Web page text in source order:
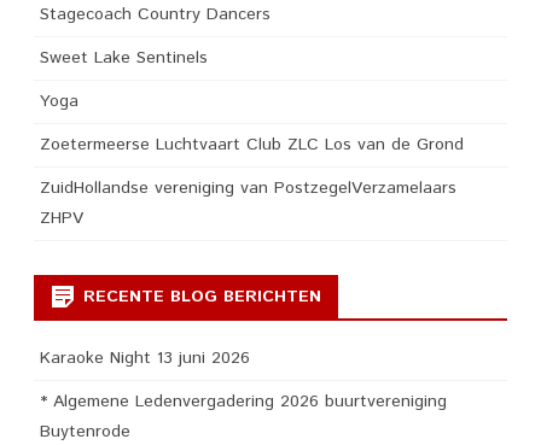
Stagecoach Country Dancers
Sweet Lake Sentinels
Yoga
Zoetermeerse Luchtvaart Club ZLC Los van de Grond
ZuidHollandse vereniging van PostzegelVerzamelaars
ZHPV
RECENTE BLOG BERICHTEN
Karaoke Night 13 juni 2026
* Algemene Ledenvergadering 2026 buurtvereniging
Buytenrode